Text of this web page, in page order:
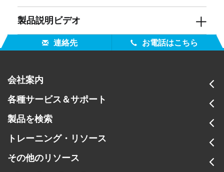
7.7 cm
この製品を次の用途に使用してください
ソフトウェア
eXact 2 Suite v2.1.0
eXact 2 ドライバ v3.0.0
NetProfiler 3 バージョン 3.6.0
ファームウェア
eXact 2 ファームウェア v2.0.414
カタログ
My X-Rite Information & Benefits
eXact 2 製品仕様書
Why Upgrade to the eXact 2?
eXact 2 の長期保証＆アフターメンテナンス
アプリケーション
製品説明ビデオ
連絡先 お電話はこちら
会社案内
各種サービス＆サポート
製品を検索
トレーニング・リソース
その他のリソース